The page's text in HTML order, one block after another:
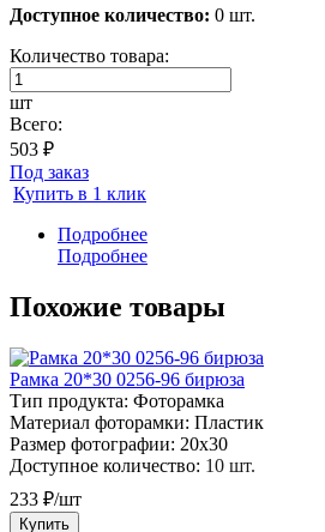
Доступное количество: 0 шт.
Количество товара:
шт
Всего:
503 ₽
Под заказ
Купить в 1 клик
Подробнее
Подробнее
Похожие товары
Рамка 20*30 0256-96 бирюза
Тип продукта: Фоторамка
Материал фоторамки: Пластик
Размер фотографии: 20х30
Доступное количество: 10 шт.
233 ₽/шт
Купить